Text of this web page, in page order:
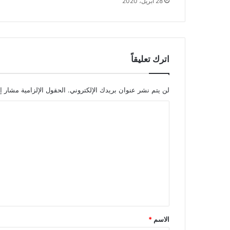
اترك تعليقاً
لن يتم نشر عنوان بريدك الإلكتروني. الحقول الإلزامية مشار
*
الاسم *